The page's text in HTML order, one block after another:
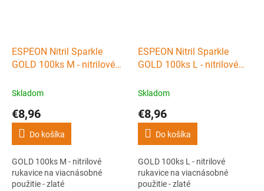
ESPEON Nitril Sparkle
GOLD 100ks M - nitrilové
použitie - zlaté
Skladom
€8,96
Do košíka
GOLD 100ks M - nitrilové
rukavice na viacnásobné
použitie - zlaté
ESPEON Nitril Sparkle
GOLD 100ks L - nitrilové
použitie - zlaté
Skladom
€8,96
Do košíka
GOLD 100ks L - nitrilové
rukavice na viacnásobné
použitie - zlaté